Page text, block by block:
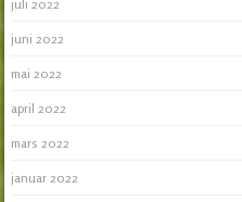
juli 2022
juni 2022
mai 2022
april 2022
mars 2022
januar 2022